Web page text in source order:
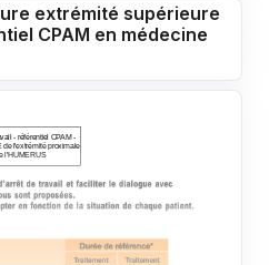
extrémité supérieure
CPAM en médecine